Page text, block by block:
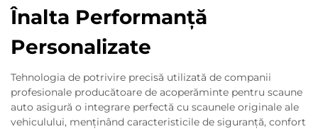
Înalta Performanță
Personalizate
Tehnologia de potrivire precisă utilizată de companii
profesionale producătoare de acoperăminte pentru scaune
auto asigură o integrare perfectă cu scaunele originale ale
vehiculului, menținând caracteristicile de siguranță, confort